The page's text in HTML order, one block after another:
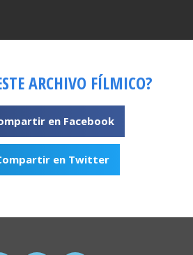
ARCHIVO FÍLMICO?
en Facebook
en Twitter